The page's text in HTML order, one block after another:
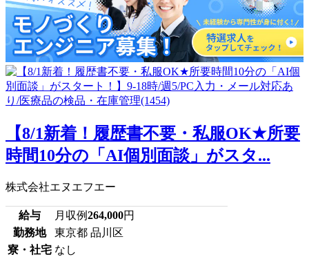
【8/1新着！履歴書不要・私服OK★所要
時間10分の「AI個別面談」がスタ...
株式会社エヌエフエー
給与 月収例264,000円
勤務地
東京都 品川区
寮・社宅 なし